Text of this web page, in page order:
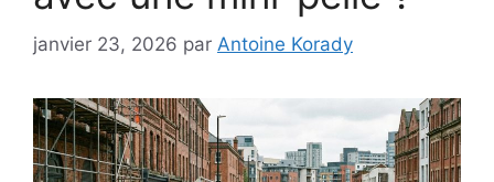
janvier 23, 2026 par Antoine Korady